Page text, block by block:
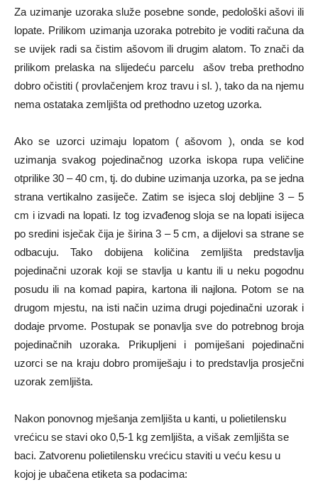
Za uzimanje uzoraka služe posebne sonde, pedološki ašovi ili
lopate. Prilikom uzimanja uzoraka potrebito je voditi računa da
se uvijek radi sa čistim ašovom ili drugim alatom. To znači da
prilikom prelaska na slijedeću parcelu ašov treba prethodno
dobro očistiti ( provlačenjem kroz travu i sl. ), tako da na njemu
nema ostataka zemljišta od prethodno uzetog uzorka.
Ako se uzorci uzimaju lopatom ( ašovom ), onda se kod
uzimanja svakog pojedinačnog uzorka iskopa rupa veličine
otprilike 30 – 40 cm, tj. do dubine uzimanja uzorka, pa se jedna
strana vertikalno zasiječe. Zatim se isjeca sloj debljine 3 – 5
cm i izvadi na lopati. Iz tog izvađenog sloja se na lopati isijeca
po sredini isječak čija je širina 3 – 5 cm, a dijelovi sa strane se
odbacuju. Tako dobijena količina zemljišta predstavlja
pojedinačni uzorak koji se stavlja u kantu ili u neku pogodnu
posudu ili na komad papira, kartona ili najlona. Potom se na
drugom mjestu, na isti način uzima drugi pojedinačni uzorak i
dodaje prvome. Postupak se ponavlja sve do potrebnog broja
pojedinačnih uzoraka. Prikupljeni i pomiješani pojedinačni
uzorci se na kraju dobro promiješaju i to predstavlja prosječni
uzorak zemljišta.
Nakon ponovnog mješanja zemljišta u kanti, u polietilensku
vrećicu se stavi oko 0,5-1 kg zemljišta, a višak zemljišta se
baci. Zatvorenu polietilensku vrećicu staviti u veću kesu u
kojoj je ubačena etiketa sa podacima: